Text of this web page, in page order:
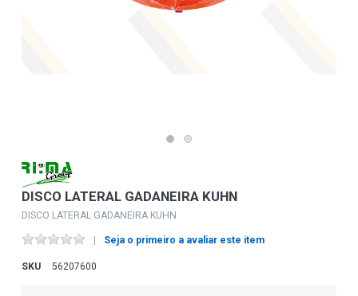
DISCO LATERAL GADANEIRA KUHN
DISCO LATERAL GADANEIRA KUHN
Seja o primeiro a avaliar este item
SKU 56207600